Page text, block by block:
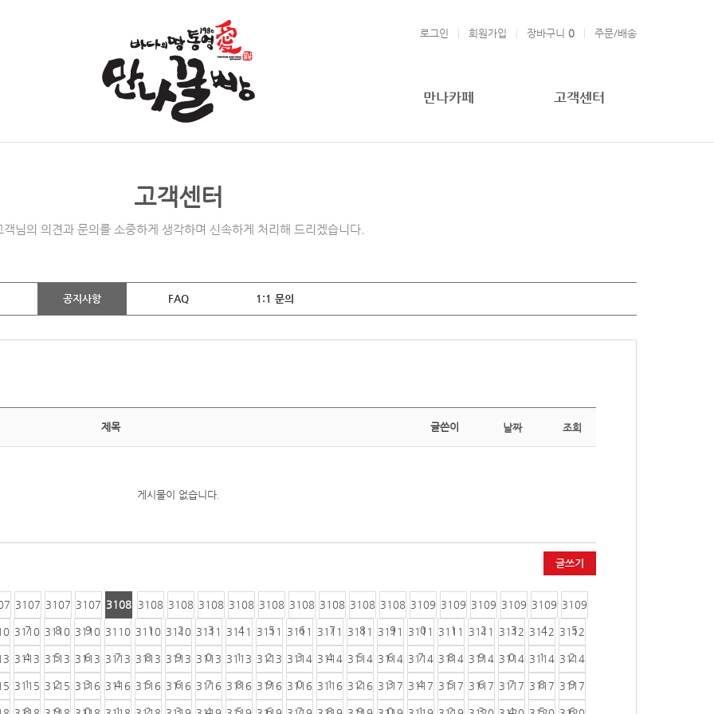
로그인 회원가입 장바구니 0 주문/배송
만나카페 고객센터
고객센터
객님의 의견과 문의를 소중하게 생각하며 신속하게 처리해 드리겠습니다.
공지사항 FAQ 1:1 문의
제목 글쓴이 날짜 조회
게시물이 없습니다.
글쓰기
3107
7
3107
8
3107
9
3108
0
3108
1
3108
2
3108
3
3108
4
3108
5
3108
6
3108
7
3108
8
3108
9
3109
0
3109
1
3109
2
3109
3
3109
4
3109
5
3110
4
3110
5
3110
6
3110
7
3110
8
3110
9
3111
0
3111
1
3111
2
3111
3
3111
4
3111
5
3111
6
3111
7
3111
8
3111
9
3112
0
3112
1
3112
2
3113
1
3113
2
3113
3
3113
4
3113
5
3113
6
3113
7
3113
8
3113
9
3114
0
3114
1
3114
2
3114
3
3114
4
3114
5
3114
6
3114
7
3114
8
3114
9
3115
8
3115
9
3116
0
3116
1
3116
2
3116
3
3116
4
3116
5
3116
6
3116
7
3116
8
3116
9
3117
0
3117
1
3117
2
3117
3
3117
4
3117
5
3117
6